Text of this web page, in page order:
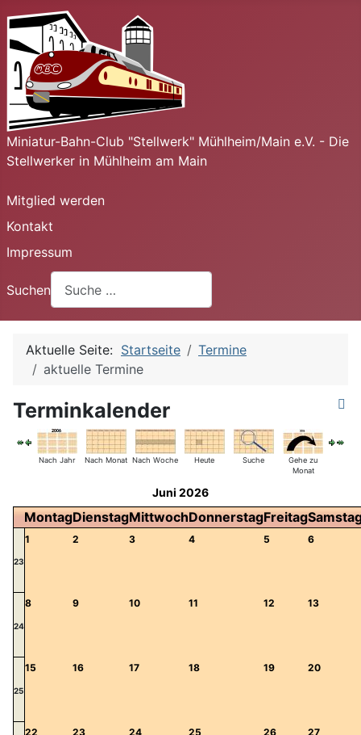
Miniatur-Bahn-Club "Stellwerk" Mühlheim/Main e.V. - Die
Stellwerker in Mühlheim am Main
Mitglied werden
Kontakt
Impressum
Suchen
Aktuelle Seite: Startseite
Termine
aktuelle Termine
Terminkalender
Nach Jahr Nach Monat Nach Woche Heute Suche
Gehe zu
Monat
Juni 2026
MontagDienstagMittwochDonnerstagFreitag
23
1 2 3 4 5 6
24
8 9 10 11 12 13
25
15 16 17 18 19 20
22 23 24 25 26 27